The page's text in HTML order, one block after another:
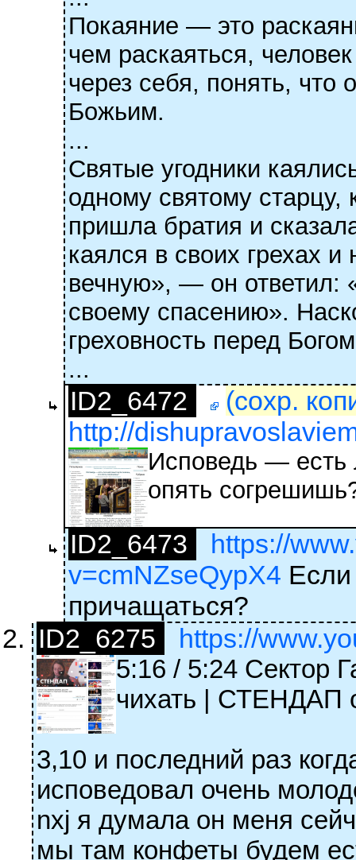
Покаяние — это
чем раскаяться,
через себя, понять, что
Божьим.
...
Святые угодники
одному святому
пришла братия и
каялся в своих грехах
вечную», — он ответил:
своему спасению».
греховность перед
...
ID2_6472
(сохр.
http://
Исповедь — есть
опять
ID2_6473
https://
v=cmNZseQypX4 Если
причащаться?
ID2_6275
https://
5:16 / 5:24 Сектор
чихать | СТЕНДАП
3,10 и последний раз
исповедовал очень
nxj я думала он меня
мы там конфеты будем